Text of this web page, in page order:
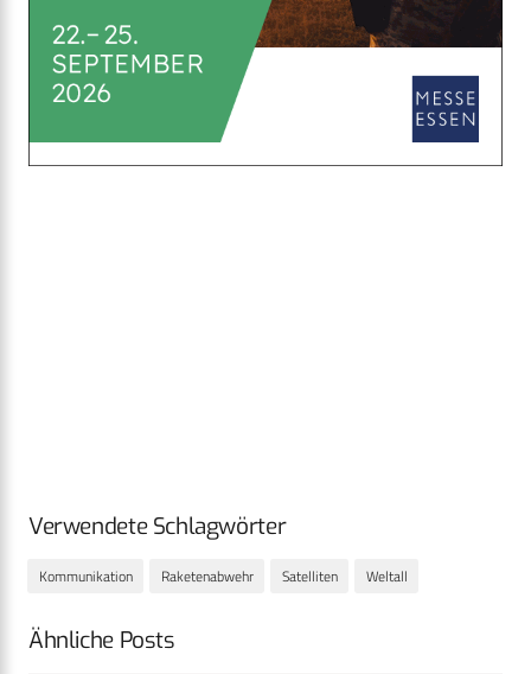
Verwendete Schlagwörter
Kommunikation Raketenabwehr Satelliten Weltall
Ähnliche Posts